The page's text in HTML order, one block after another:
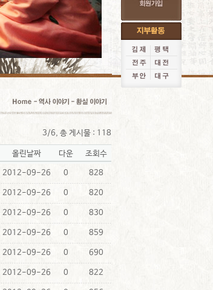
3/6, 총 게시물 : 118
올린날짜 다운 조회수
2012-09-26 0 828
2012-09-26 0 820
2012-09-26 0 830
2012-09-26 0 859
2012-09-26 0 690
2012-09-26 0 822